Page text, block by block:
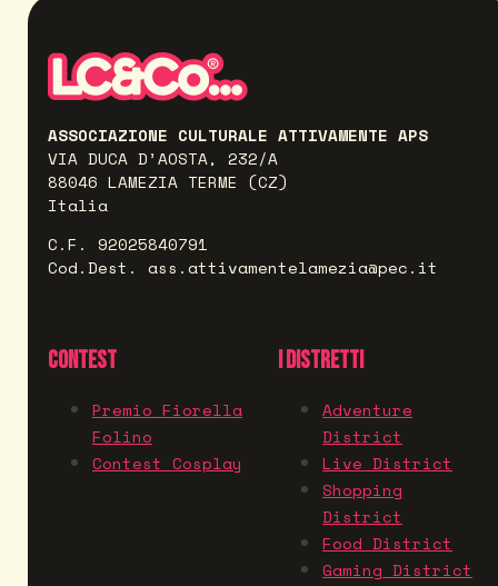
ASSOCIAZIONE CULTURALE ATTIVAMENTE APS
VIA DUCA D’AOSTA, 232/A
88046 LAMEZIA TERME (CZ)
Italia
C.F. 92025840791
Cod.Dest. ass.attivamentelamezia@pec.it
CONTEST
Premio Fiorella
Folino
Contest Cosplay
I DISTRETTI
Adventure
District
Live District
Shopping
District
Food District
Gaming District